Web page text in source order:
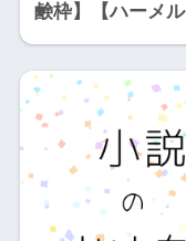
鹸枠】【ハーメル